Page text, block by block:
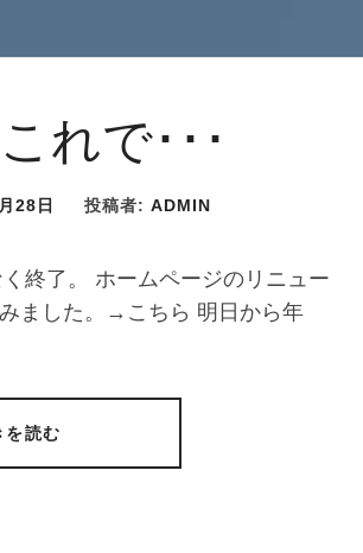
れで･･･
28日 投稿者: ADMIN
終了。 ホームページのリニュー
ました。→こちら 明日から年
を読む